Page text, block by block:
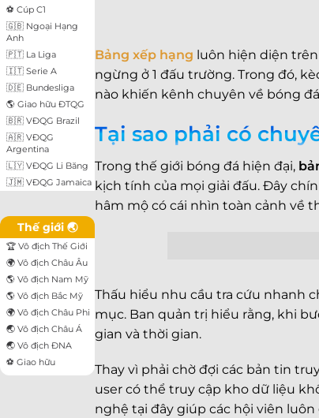
⚽ Cúp C1
🇬🇧 Ngoại Hạng
Anh
🇵🇹 La Liga
🇮🇹 Serie A
🇩🇪 Bundesliga
🌎 Giao hữu ĐTQG
🇧🇷 VĐQG Brazil
🇦🇷 VĐQG
Argentina
🇱🇾 VĐQG Li Băng
🇯🇲 VĐQG Jamaica
Thế giới 🌏
🏆 Vô địch Thế Giới
🌍️ Vô địch Châu Âu
🌎️️ Vô địch Nam Mỹ
🌎️ Vô địch Bắc Mỹ
🌍️️ Vô địch Châu Phi
🌏️️ Vô địch Châu Á
🌏️️ Vô địch ĐNA
⚽️️️ Giao hữu
Bảng xếp hạng luôn hiện diện
ngừng ở 1 đấu trường. Trong đó,
nào khiến kênh chuyên về bóng
Tại sao phải có
Trong thế giới bóng đá hiện đại,
kịch tính của mọi giải đấu. Đây
hâm mộ có cái nhìn toàn cảnh về
Thấu hiểu nhu cầu tra cứu nhanh
mục. Ban quản trị hiểu rằng, khi
gian và thời gian.
Thay vì phải chờ đợi các bản tin
user có thể truy cập kho dữ liệu
nghệ tại đây giúp các hội viên